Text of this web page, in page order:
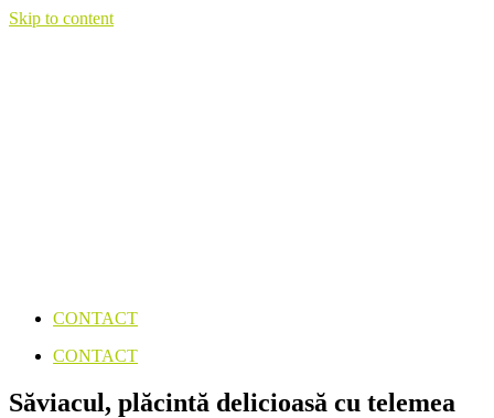
Skip to content
CONTACT
CONTACT
Săviacul, plăcintă delicioasă cu telemea